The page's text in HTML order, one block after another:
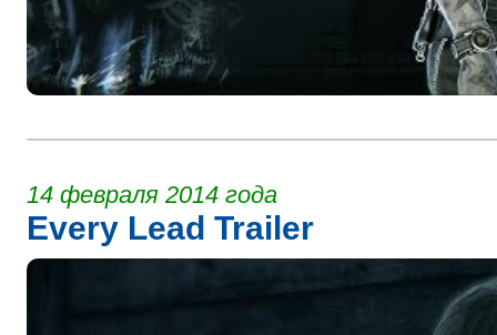
14 февраля 2014 года
Every Lead Trailer